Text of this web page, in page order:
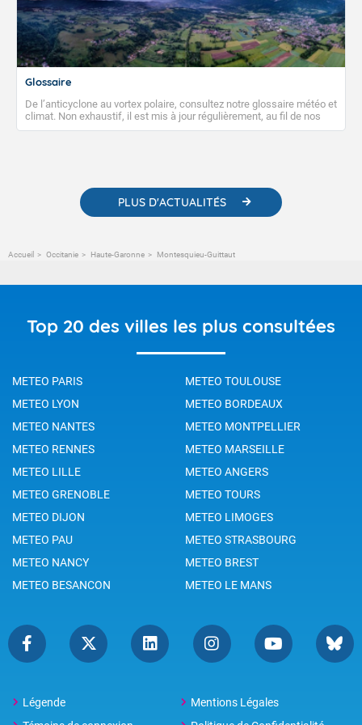
Glossaire
De l’anticyclone au vortex polaire, consultez notre glossaire météo et
climat. Non exhaustif, il est mis à jour régulièrement, au fil de nos
publications. Vous y trouverez également des liens utiles vers nos
PLUS D'ACTUALITÉS
Accueil Occitanie Haute-Garonne Montesquieu-Guittaut
Top 20 des villes les plus consultées
METEO PARIS
METEO TOULOUSE
METEO LYON
METEO BORDEAUX
METEO NANTES
METEO MONTPELLIER
METEO RENNES
METEO MARSEILLE
METEO LILLE
METEO ANGERS
METEO GRENOBLE
METEO TOURS
METEO DIJON
METEO LIMOGES
METEO PAU
METEO STRASBOURG
METEO NANCY
METEO BREST
METEO BESANCON
METEO LE MANS
Légende
Mentions Légales